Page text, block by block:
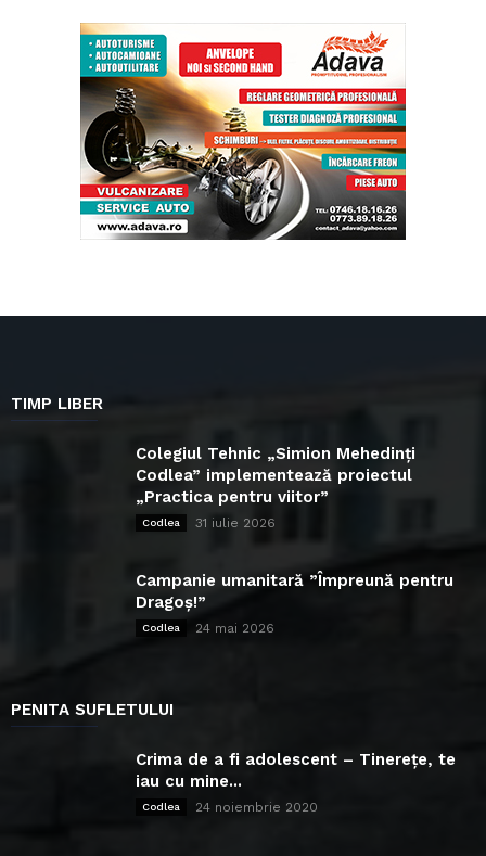
TIMP LIBER
Colegiul Tehnic „Simion Mehedinți
Codlea” implementează proiectul
„Practica pentru viitor”
Codlea 31 iulie 2026
Campanie umanitară ”Împreună pentru
Dragoș!”
Codlea 24 mai 2026
PENITA SUFLETULUI
Crima de a fi adolescent – Tinerețe, te
iau cu mine...
Codlea 24 noiembrie 2020